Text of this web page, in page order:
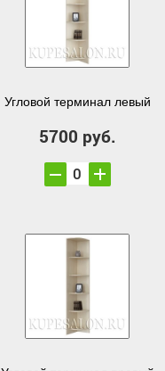
Угловой терминал левый
5700 руб.